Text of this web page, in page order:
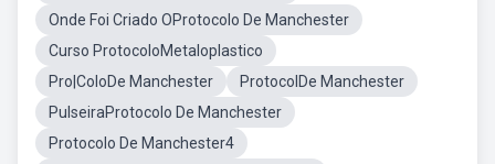
Onde Foi Criado OProtocolo De Manchester
Curso ProtocoloMetaloplastico
Pro|ColoDe Manchester
ProtocolDe Manchester
PulseiraProtocolo De Manchester
Protocolo De Manchester4